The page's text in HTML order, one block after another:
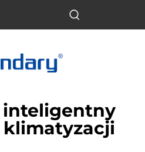
inteligentny